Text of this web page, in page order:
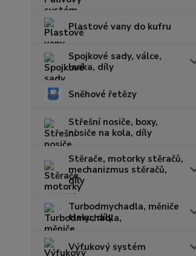
Plastové vany do kufru
Spojkové sady, válce,
lanka, díly
Sněhové řetězy
Střešní nosiče, boxy,
nosiče na kola, díly
Stěrače, motorky stěračů,
mechanizmus stěračů,
díly
Turbodmychadla, měniče
tlaku, díly
Výfukový systém